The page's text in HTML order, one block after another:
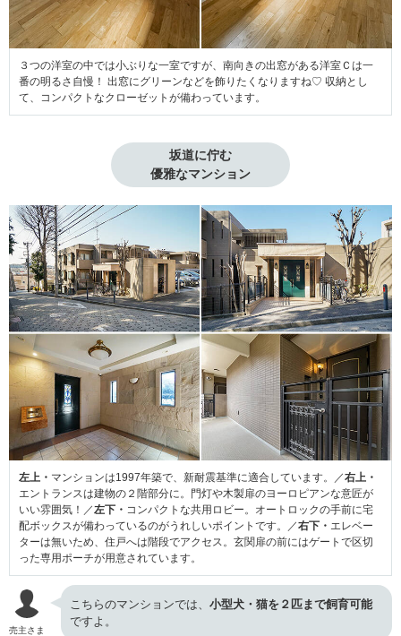
３つの洋室の中では小ぶりな一室ですが、南向きの出窓がある洋室Ｃは一
番の明るさ自慢！ 出窓にグリーンなどを飾りたくなりますね♡ 収納とし
て、コンパクトなクローゼットが備わっています。
坂道に佇む
優雅なマンション
左上・ マンションは1997年築で、新耐震基準に適合しています。／右上・
エントランスは建物の２階部分に。門灯や木製扉のヨーロピアンな意匠が
いい雰囲気！／左下・ コンパクトな共用ロビー。オートロックの手前に宅
配ボックスが備わっているのがうれしいポイントです。／右下・ エレベー
ターは無いため、住戸へは階段でアクセス。玄関扉の前にはゲートで区切
った専用ポーチが用意されています。
売主さま
こちらのマンションでは、 小型犬・猫を２匹まで飼育可能
ですよ。